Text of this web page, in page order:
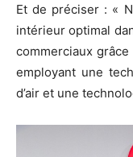
Et de préciser : «
intérieur optimal
commerciaux
employant une
d’air et une